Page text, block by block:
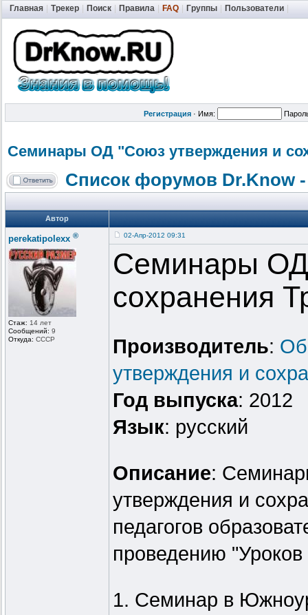
Главная Трекер Поиск Правила FAQ Группы Пользователи
Регистрация · Имя:
Семинары ОД "Союз утверждения и
Список форумов Dr.Know
Автор
perekatipolexx ®
Стаж: 14 лет
Сообщений: 9
Откуда: СССР
02-Апр-2012 09:31
Семинары ОД
сохранения
Производитель:
утверждения и
Год выпуска: 2012
Язык: русский
Описание:
утверждения и
педагогов
проведению "Уроков
1. Семинар в